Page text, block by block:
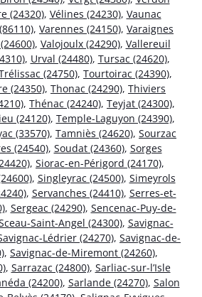
(24320), Vélines (24230), Vaunac
, Varennes (24150), Varaignes
, Valojoulx (24290), Vallereuil
, Urval (24480), Tursac (24620),
(24750), Tourtoirac (24390),
(24350), Thonac (24290), Thiviers
, Thénac (24240), Teyjat (24300),
(24120), Temple-Laguyon (24390),
(33570), Tamniès (24620), Sourzac
(24540), Soudat (24360), Sorges
, Siorac-en-Périgord (24170),
, Singleyrac (24500), Simeyrols
, Servanches (24410), Serres-et-
, Sergeac (24290), Sencenac-Puy-de-
Saint-Angel (24300), Savignac-
Lédrier (24270), Savignac-de-
, Savignac-de-Miremont (24260),
, Sarrazac (24800), Sarliac-sur-l’Isle
(24200), Sarlande (24270), Salon